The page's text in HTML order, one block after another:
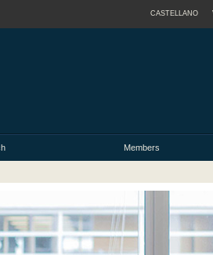
CASTELLANO
Members